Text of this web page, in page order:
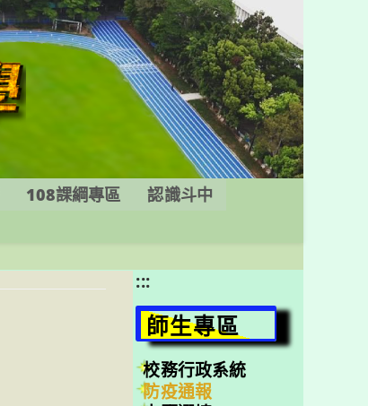
108課綱專區
認識斗中
:::
師生專區
校務行政系統
防疫通報